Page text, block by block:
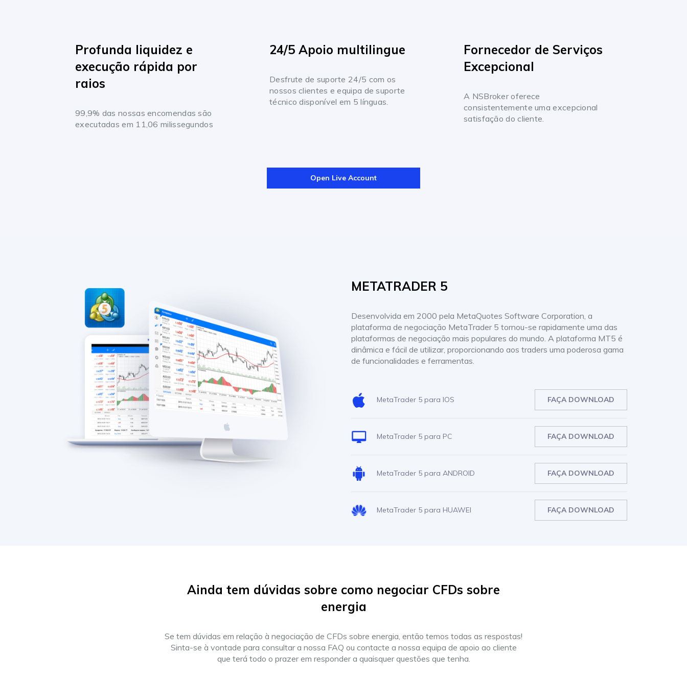
Profunda liquidez e
execução rápida por
raios
99,9% das nossas encomendas são
executadas em 11,06 milissegundos
24/5 Apoio multilingue
Desfrute de suporte 24/5 com os
nossos clientes e equipa de suporte
técnico disponível em 5 línguas.
Fornecedor de Serviços
Excepcional
A NSBroker oferece
consistentemente uma excepcional
satisfação do cliente.
Open Live Account
METATRADER 5
Desenvolvida em 2000 pela MetaQuotes Software Corporation, a
plataforma de negociação MetaTrader 5 tornou-se rapidamente uma das
plataformas de negociação mais populares do mundo. A plataforma MT5 é
dinâmica e fácil de utilizar, proporcionando aos traders uma poderosa gama
de funcionalidades e ferramentas.
MetaTrader 5 para IOS FAÇA DOWNLOAD
MetaTrader 5 para PC FAÇA DOWNLOAD
MetaTrader 5 para ANDROID FAÇA DOWNLOAD
MetaTrader 5 para HUAWEI FAÇA DOWNLOAD
Ainda tem dúvidas sobre como negociar CFDs sobre
energia
Se tem dúvidas em relação à negociação de CFDs sobre energia, então temos todas as respostas!
Sinta-se à vontade para consultar a nossa FAQ ou contacte a nossa equipa de apoio ao cliente
que terá todo o prazer em responder a quaisquer questões que tenha.